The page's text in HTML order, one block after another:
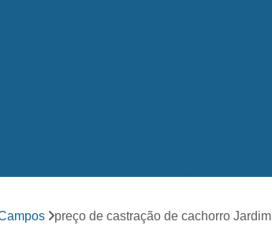
Clínica Veterinária Mais Próxima
Clínica
preço de castração de cachorro